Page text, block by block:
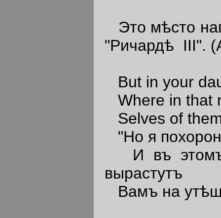
Это мѣсто
"Ричардѣ III".
But in your
Where in that
Selves of
"Но я
И въ этомъ
вырастутъ
Вамъ на